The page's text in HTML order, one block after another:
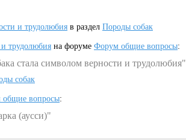
и трудолюбия в раздел Породы собак
и трудолюбия на форуме Форум общие вопросы:
стала символом верности и трудолюбия"
собак
вопросы:
(аусси)"